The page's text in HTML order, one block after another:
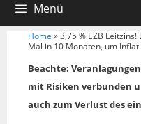
Menü
Home »3,75 % EZB
Mal in 10 Monaten, um
Beachte:
mit Risiken verbunden
auch zum Verlust des